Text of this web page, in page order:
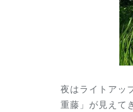
夜はライトアッ
重藤」が見えて